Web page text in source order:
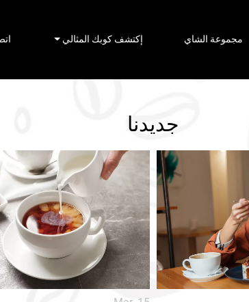
مجموعة الشاي إكتشف كوبك المثالي
جديدنا